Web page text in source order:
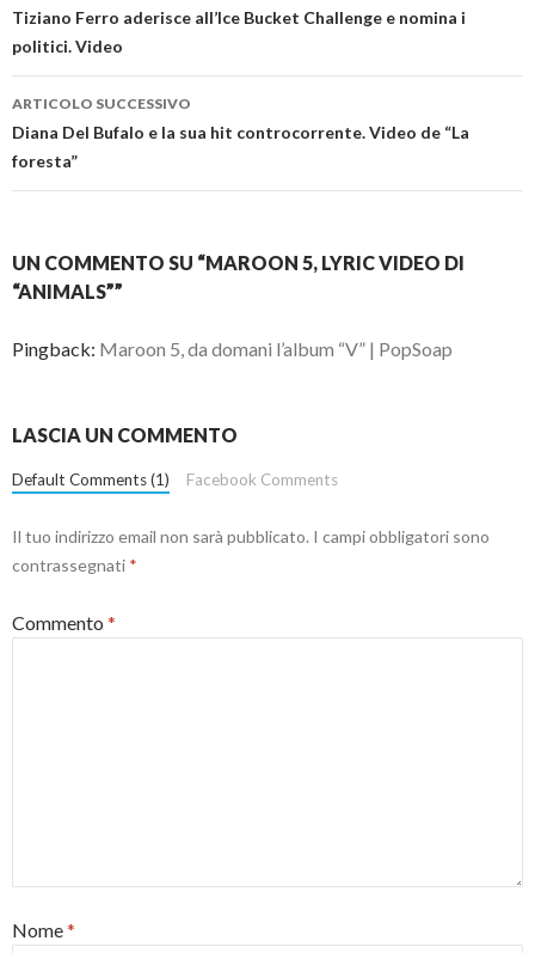
articolo
Tiziano Ferro aderisce all’Ice Bucket Challenge e nomina i
politici. Video
ARTICOLO SUCCESSIVO
Diana Del Bufalo e la sua hit controcorrente. Video de “La
foresta”
UN COMMENTO SU “MAROON 5, LYRIC VIDEO DI
“ANIMALS””
Pingback: Maroon 5, da domani l’album “V” | PopSoap
LASCIA UN COMMENTO
Default Comments (1) Facebook Comments
Il tuo indirizzo email non sarà pubblicato. I campi obbligatori sono
contrassegnati *
Commento *
Nome*